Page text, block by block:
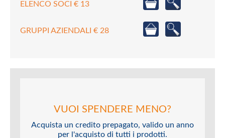
ELENCO SOCI € 13
GRUPPI AZIENDALI € 28
VUOI SPENDERE MENO?
Acquista un credito prepagato, valido un anno
per l'acquisto di tutti i prodotti.